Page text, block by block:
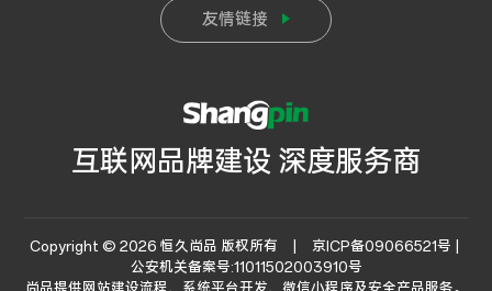
友情链接
互联网品牌建设 深度服务商
Copyright © 2026 恒久尚品 版权所有 | 京ICP备09066521号 |
公安机关备案号:11011502003910号